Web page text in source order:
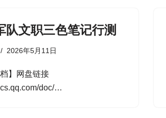
队文职三色笔记行测
2026年5月11日
档】网盘链接
doc/…